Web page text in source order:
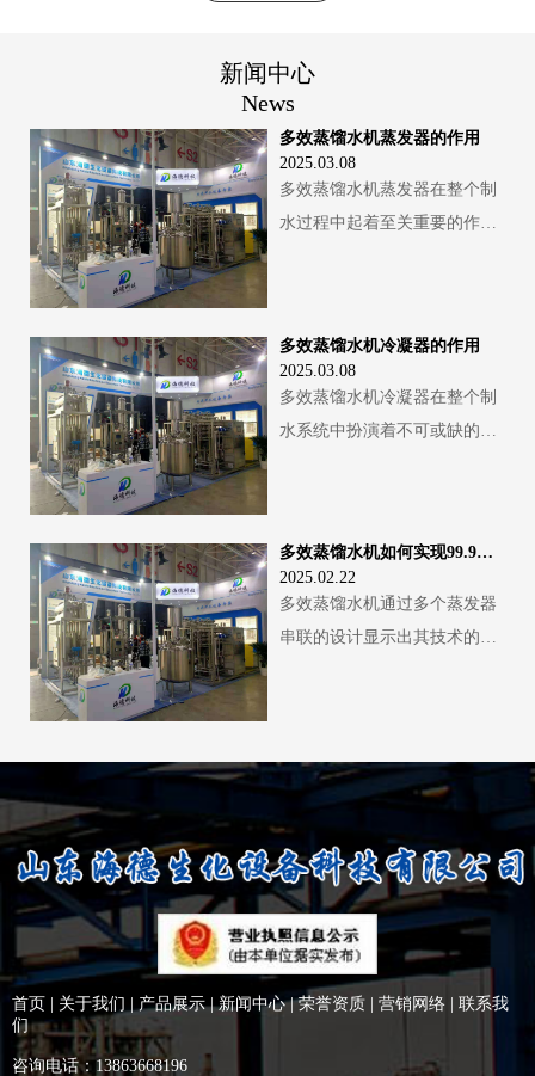
新闻中心
News
多效蒸馏水机蒸发器的作用
2025.03.08
多效蒸馏水机蒸发器在整个制
水过程中起着至关重要的作
馏水机进行热量交换和水汽化
的关键部件。在工作时，加热
蒸汽（通常来自锅炉或其他热
内流动 。加热蒸汽释放出大量
的热量，通过蒸发器的管壁传
递给管内的纯化水，使纯化水
纯化水蒸发产生的水蒸气即为
二次蒸汽。这些二次蒸汽蕴含
着大量的热能，是多效蒸馏水
机实现节能和连续生产的核心
要素。第一效蒸发器产生的二
次蒸汽会被引入到下一效蒸发
器
多效蒸馏水机冷凝器的作用
2025.03.08
多效蒸馏水机冷凝器在整个制
水系统中扮演着不可或缺的角
各效蒸发器产生的二次蒸汽含
有大量的汽化潜热。冷凝器的
主要功能之一就是通过与冷却
使二次蒸汽由气态转变为液
态，也就是将二次蒸汽冷凝成
蒸馏水。例如，在管壳式冷凝
器中，二次蒸汽在管外流动，
冷却水在管内流动，通过管壁
的热传导，二次蒸汽的热量被
冷却水带走，进而实现冷凝过
程。回收利用潜热：二次蒸汽
冷却介质带走，这部分热量在
多效蒸馏水机如何实现99.9%热效
2025.02.22
多效蒸馏水机通过多个蒸发器
串联的设计显示出其技术的先
备可以实现高达99.9%的热效
率。这种高效能的实现主要归
结于以下几个关键方面：1. 多
级骤冷（Multiple Effect
Principle）多效蒸馏水机主要
基于多级骤冷技术，与单级蒸
馏相比较，它充分利用了蒸汽
的潜热。在每一效中，蒸发产
料水，以此类推，显著减少了
首页 关于我们 产品展示|新闻中心|荣誉资质 营销网络
联系我
们
咨询电话：13863668196